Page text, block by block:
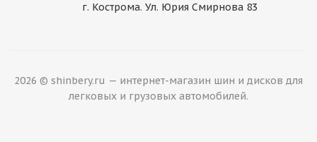
г. Кострома. Ул. Юрия Смирнова 83
2026 © shinbery.ru — интернет-магазин шин и дисков для
легковых и грузовых автомобилей.